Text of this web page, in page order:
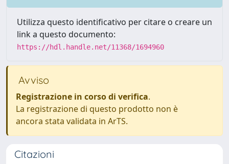
Utilizza questo identificativo per citare o creare un
link a questo documento:
https://hdl.handle.net/11368/1694960
Avviso
Registrazione in corso di verifica.
La registrazione di questo prodotto non è
ancora stata validata in ArTS.
Citazioni